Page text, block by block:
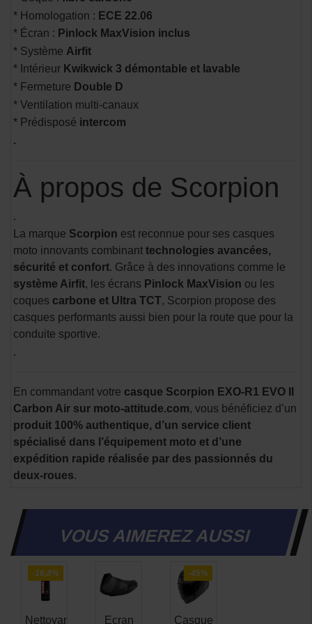
* Homologation : ECE 22.06
* Écran : Pinlock MaxVision inclus
* Système Airfit
* Intérieur Kwikwick 3 démontable et lavable
* Fermeture Double D
* Ventilation multi-canaux
* Prédisposé intercom
.
À propos de Scorpion
.
La marque Scorpion est reconnue pour ses casques
moto innovants combinant technologies avancées,
sécurité et confort. Grâce à des innovations comme le
système Airfit, les écrans Pinlock MaxVision ou les
coques carbone et Ultra TCT, Scorpion propose des
casques performants aussi bien pour la route que pour la
conduite sportive.
.
En commandant votre casque Scorpion EXO-R1 EVO II
Carbon Air sur moto-attitude.com, vous bénéficiez d’un
produit 100% authentique, d’un service client
spécialisé dans l’équipement moto et d’une
expédition rapide réalisée par des passionnés du
deux-roues.
VOUS AIMEREZ AUSSI
-16,8%
Nettoyant Ecran
-45%
Casque